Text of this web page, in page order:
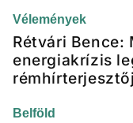
Vélemények
Rétvári Bence:
energiakrízis
Belföld